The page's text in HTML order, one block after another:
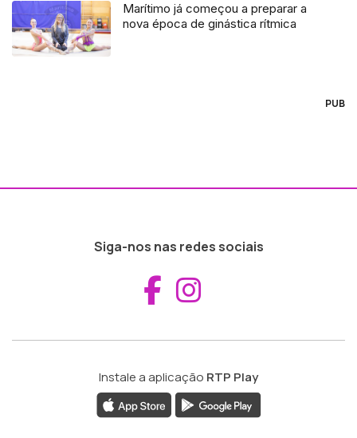
Marítimo já começou a preparar a
nova época de ginástica rítmica
PUB
Siga-nos nas redes sociais
Aceder ao
Instale a aplicação RTP Play